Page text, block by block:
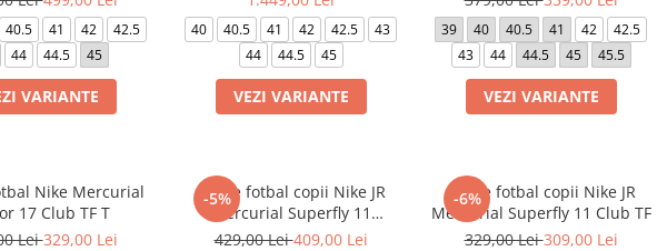
40.5 41 42
42.5
44 44.5 45
VARIANTE
40 40.5 41 42 42.5
43
44
44.5 45
VEZI VARIANTE
39 40 40.5 41 42
42.5
43
44 44.5 45 45.5
VEZI VARIANTE
Nike Mercurial
17 Club TF T
Lei329,00 Lei
-5%
Ghete fotbal copii Nike JR
Mercurial Superfly 11
Academy TF
429,00 Lei409,00 Lei
-6%
Ghete fotbal copii Nike JR
Mercurial Superfly 11 Club TF
329,00 Lei309,00 Lei